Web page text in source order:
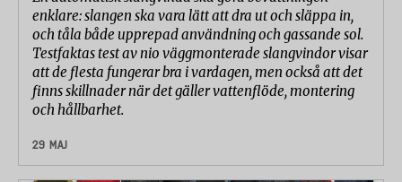
avvikelsen mot säkerhetsstandarden är stor eller på
flera mätställen. Västar som endast testat dåligt på
ett mätställe och där avvikelsen mot standarden inte
är stor har fått betyget 2,0 för testmomentet.
momenten passform, låsanordningar och fixering
av stötupptagande sektioner. I momentet ryttarens
enklare: slangen ska vara lätt att dra ut och släppa in,
och tåla både upprepad användning och gassande sol.
Testfaktas test av nio väggmonterade slangvindor visar
att de flesta fungerar bra i vardagen, men också att det
finns skillnader när det gäller vattenflöde, montering
och hållbarhet.
29 MAJ